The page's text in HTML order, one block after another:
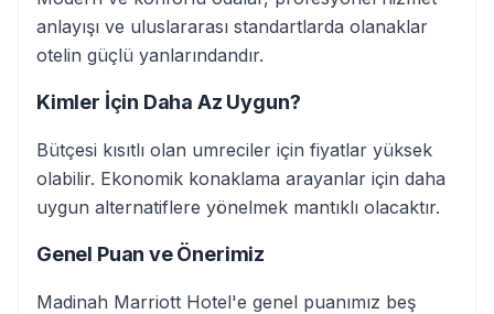
anlayışı ve uluslararası standartlarda olanaklar
otelin güçlü yanlarındandır.
Kimler İçin Daha Az Uygun?
Bütçesi kısıtlı olan umreciler için fiyatlar yüksek
olabilir. Ekonomik konaklama arayanlar için daha
uygun alternatiflere yönelmek mantıklı olacaktır.
Genel Puan ve Önerimiz
Madinah Marriott Hotel'e genel puanımız beş